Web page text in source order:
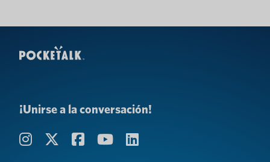
¡Unirse a la conversación!